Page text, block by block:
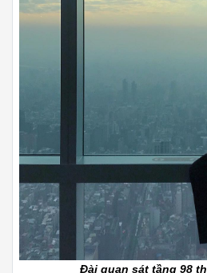
Đài quan sát tầng 98